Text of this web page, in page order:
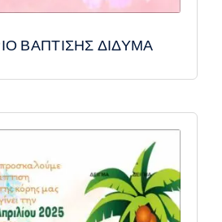
ΒΑΠΤΙΣΗΣ ΔΙΔΥΜΑ